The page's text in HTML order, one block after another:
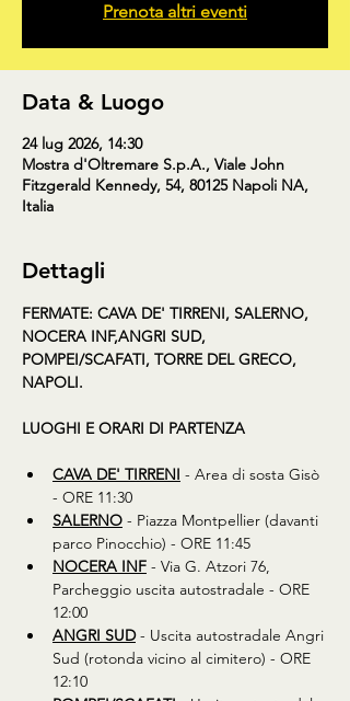
Prenota altri eventi
Data & Luogo
24 lug 2026, 14:30
Mostra d'Oltremare S.p.A., Viale John
Fitzgerald Kennedy, 54, 80125 Napoli NA,
Italia
Dettagli
FERMATE: CAVA DE' TIRRENI, SALERNO,
NOCERA INF,ANGRI SUD,
POMPEI/SCAFATI, TORRE DEL GRECO,
NAPOLI.
LUOGHI E ORARI DI PARTENZA
CAVA DE' TIRRENI - Area di sosta Gisò
- ORE 11:30
SALERNO - Piazza Montpellier (davanti
parco Pinocchio) - ORE 11:45
NOCERA INF - Via G. Atzori 76,
Parcheggio uscita autostradale - ORE
12:00
ANGRI SUD - Uscita autostradale Angri
Sud (rotonda vicino al cimitero) - ORE
12:10